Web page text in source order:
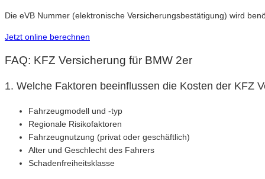
Die eVB Nummer (elektronische Versicherungsbestätigung) wird
Jetzt online berechnen
FAQ: KFZ Versicherung für BMW 2er
1. Welche Faktoren beeinflussen die Kosten der KFZ
Fahrzeugmodell und -typ
Regionale Risikofaktoren
Fahrzeugnutzung (privat oder geschäftlich)
Alter und Geschlecht des Fahrers
Schadenfreiheitsklasse